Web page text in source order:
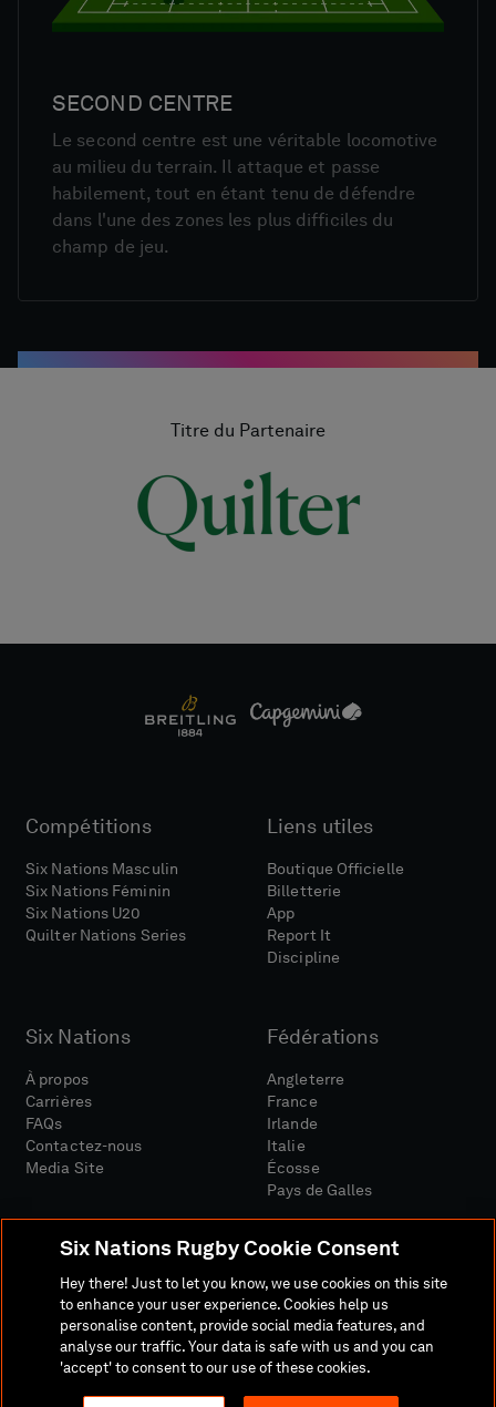
SECOND CENTRE
Le second centre est une véritable locomotive
au milieu du terrain. Il attaque et passe
habilement, tout en étant tenu de défendre
dans l'une des zones les plus difficiles du
champ de jeu.
Titre du Partenaire
Compétitions
Six Nations Masculin
Six Nations Féminin
Six Nations U20
Quilter Nations Series
Liens utiles
Boutique Officielle
Billetterie
App
Report It
Discipline
Six Nations
À propos
Carrières
FAQs
Contactez-nous
Media Site
Fédérations
Angleterre
France
Irlande
Italie
Écosse
Pays de Galles
Site MédiaConditions Générales
Politique De ConfidentialitéPolitique De Cookies
Politique Sociale Et Numérique
Six Nations Rugby Cookie Consent
Hey there! Just to let you know, we use cookies on this site
to enhance your user experience. Cookies help us
personalise content, provide social media features, and
analyse our traffic. Your data is safe with us and you can
'accept' to consent to our use of these cookies.